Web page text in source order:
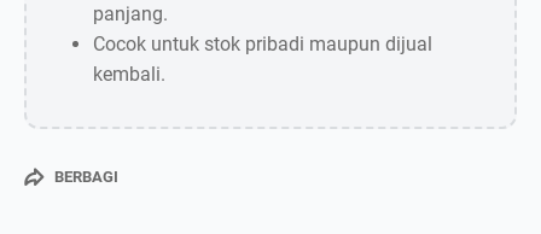
panjang.
Cocok untuk stok pribadi maupun dijual
kembali.
BERBAGI